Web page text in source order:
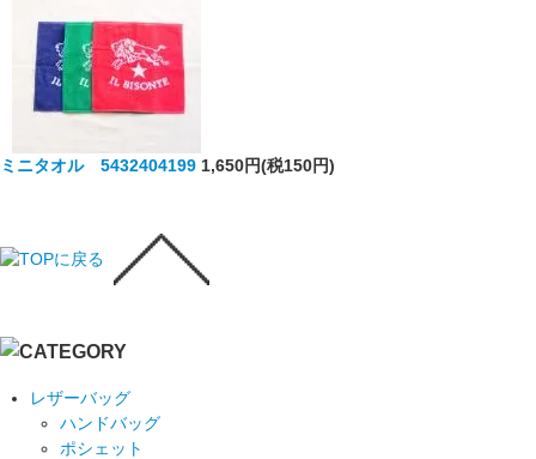
ミニタオル 5432404199 1,650円(税150円)
レザーバッグ
ハンドバッグ
ポシェット